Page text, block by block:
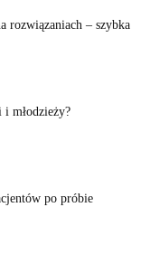
rozwiązaniach – szybka
i młodzieży?
po próbie